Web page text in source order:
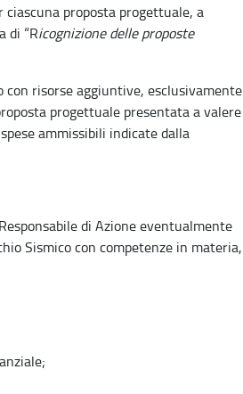
ciascuna proposta progettuale, a
di “Ricognizione delle proposte
risorse aggiuntive, esclusivamente
progettuale presentata a valere
ammissibili indicate dalla
di Azione eventualmente
Sismico con competenze in materia,